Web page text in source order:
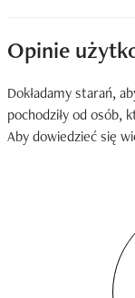
Opinie
Dokładamy starań,
pochodziły od osób,
Aby dowiedzieć się